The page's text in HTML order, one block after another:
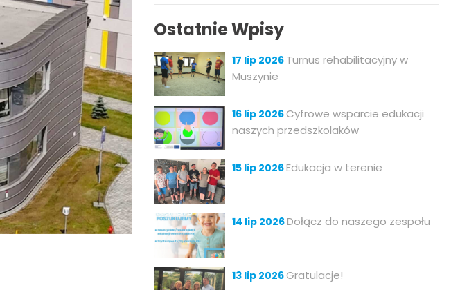
Ostatnie Wpisy
17 lip 2026 Turnus rehabilitacyjny w
Muszynie
16 lip 2026 Cyfrowe wsparcie edukacji
naszych przedszkolaków
15 lip 2026Edukacja w terenie
14 lip 2026Dołącz do naszego zespołu
13 lip 2026 Gratulacje!